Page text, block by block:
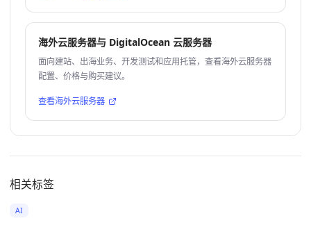
海外云服务器与 DigitalOcean 云服务器
面向建站、出海业务、开发测试和应用托管，查看海外云服务器
配置、价格与购买建议。
查看海外云服务器
相关标签
AI